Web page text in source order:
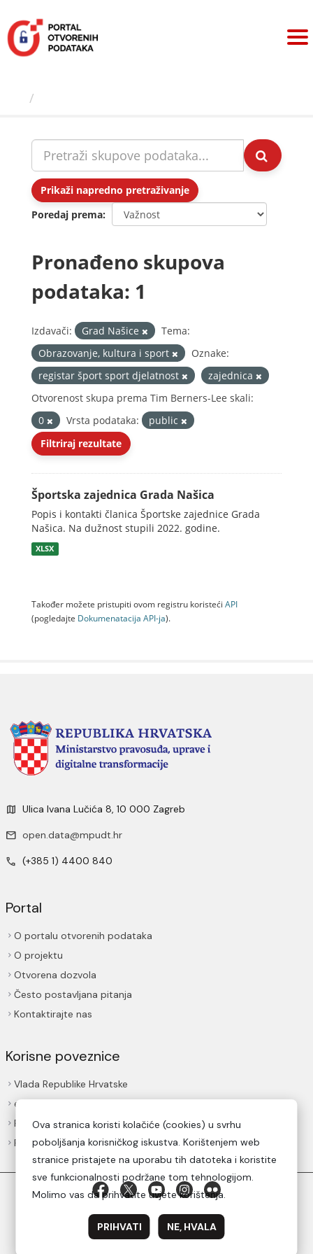
sadržaj
Prikaži napredno pretraživanje
Poredaj prema
Pronađeno skupova
podataka: 1
Izdavači: Grad Našice
Tema:
Obrazovanje, kultura i sport
Oznake:
registar šport sport djelatnost
zajednica
Otvorenost skupa prema Tim Berners-Lee skali:
0
Vrsta podataka:
public
Filtriraj rezultate
Športska zajednica Grada Našica
Popis i kontakti članica Športske zajednice Grada
Našica. Na dužnost stupili 2022. godine.
XLSX
Također možete pristupiti ovom registru koristeći API
(pogledajte Dokumenаtаcijа API-jа).